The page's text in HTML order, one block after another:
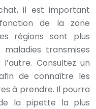
il est important
de la zone
régions sont plus
transmises
Consultez un
de connaître les
à prendre. Il pourra
la pipette la plus